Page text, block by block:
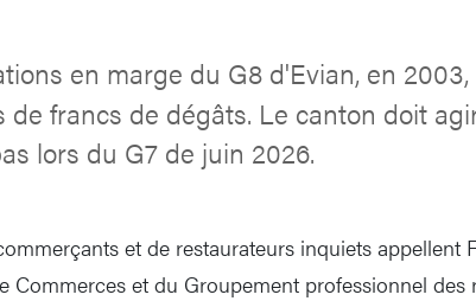
en marge du G8 d'Evian, en
de francs de dégâts. Le canton doit
lors du G7 de juin 2026.
et de restaurateurs inquiets appellent
Commerces et du Groupement professionnel des